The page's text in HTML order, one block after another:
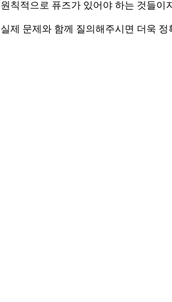
원칙적으로 퓨즈가 있어야 하는 것들이
실제 문제와 함께 질의해주시면 더욱